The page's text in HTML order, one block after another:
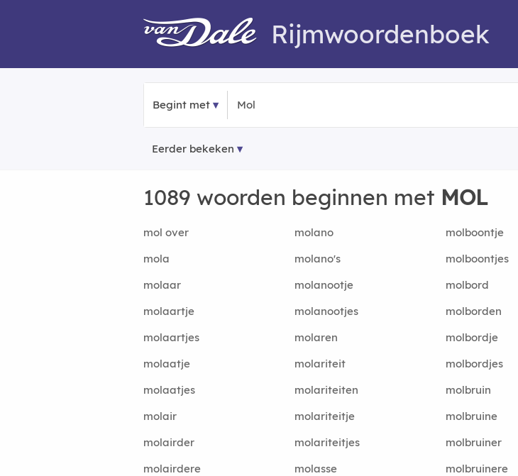
Rijmwoordenboek
Begint met
Eerder bekeken
1089 woorden beginnen met MOL
mol over molano
molboontje
mola
molano's
molboontjes
molaar
molanootje
molbord
molaartje
molanootjes
molborden
molaartjes
molaren
molbordje
molaatje
molariteit
molbordjes
molaatjes
molariteiten
molbruin
molair
molariteitje
molbruine
molairder
molariteitjes
molbruiner
molairdere
molasse
molbruinere